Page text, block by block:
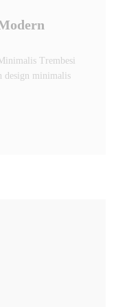
Trembesi
design minimalis